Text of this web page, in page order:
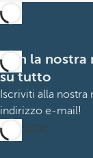
Con la nostra
su tutto
Iscriviti alla
indirizzo e-mail!
Iscrizione